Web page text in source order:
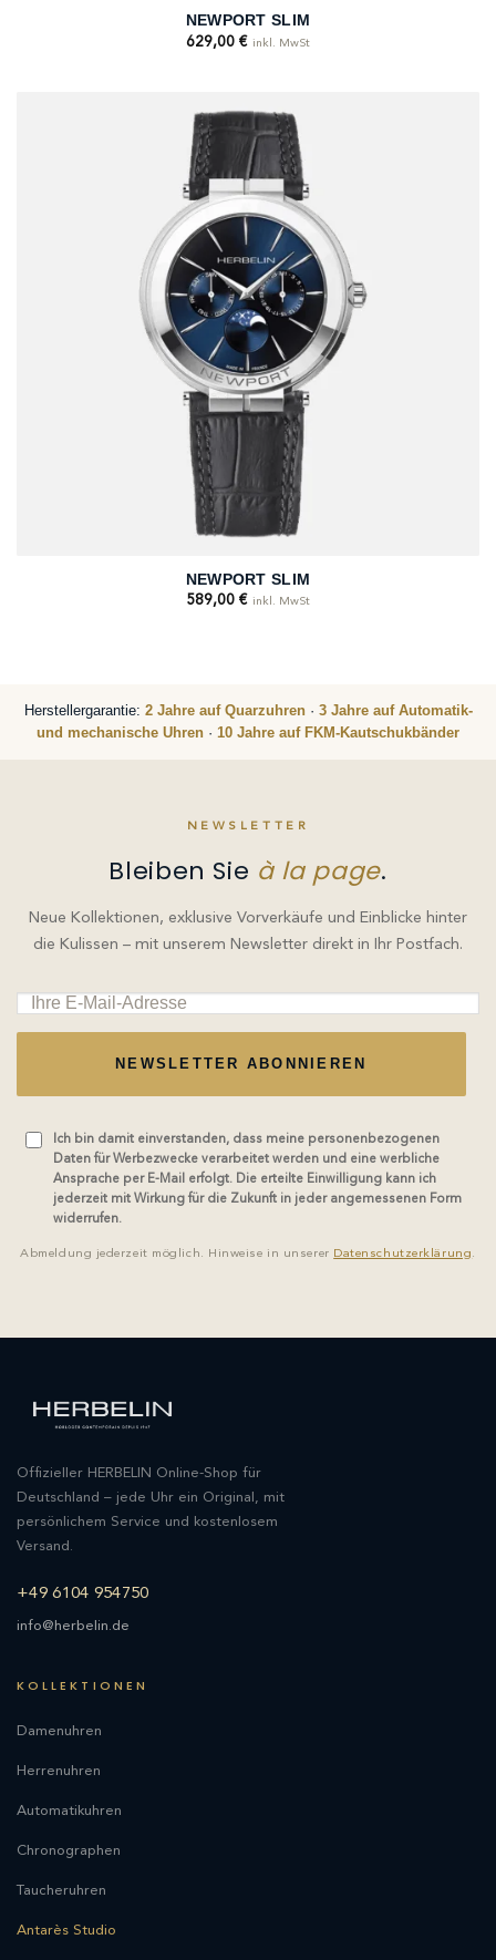
NEWPORT SLIM
629,00 € inkl. MwSt
NEWPORT SLIM
589,00 € inkl. MwSt
Herstellergarantie: 2 Jahre auf Quarzuhren· 3 Jahre auf Automatik-
und mechanische Uhren · 10 Jahre auf FKM-Kautschukbänder
NEWSLETTER
Bleiben Sie à la page.
Neue Kollektionen, exklusive Vorverkäufe und Einblicke hinter
die Kulissen – mit unserem Newsletter direkt in Ihr Postfach.
NEWSLETTER ABONNIEREN
Ich bin damit einverstanden, dass meine personenbezogenen
Daten für Werbezwecke verarbeitet werden und eine werbliche
Ansprache per E-Mail erfolgt. Die erteilte Einwilligung kann ich
jederzeit mit Wirkung für die Zukunft in jeder angemessenen Form
widerrufen.
Abmeldung jederzeit möglich. Hinweise in unserer Datenschutzerklärung.
Offizieller HERBELIN Online-Shop für
Deutschland – jede Uhr ein Original, mit
persönlichem Service und kostenlosem
Versand.
+49 6104 954750
info@herbelin.de
KOLLEKTIONEN
Damenuhren
Herrenuhren
Automatikuhren
Chronographen
Taucheruhren
Antarès Studio